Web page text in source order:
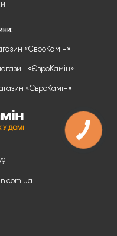
«ЄвроКамін»
«ЄвроКамін»
«ЄвроКамін»